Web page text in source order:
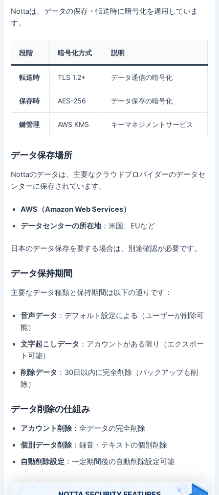
Nottaは、データの保存・転送時に暗号化を適用していま
す。
段階 暗号化方式 説明
転送時 TLS 1.2+ データ通信の暗号化
保存時 AES-256 データ保存の暗号化
鍵管理 AWS KMS キーマネジメントサービス
データ保存場所
Nottaのデータは、主要なクラウドプロバイダーのデータセ
ンターに保存されています。
AWS（Amazon Web Services）
データセンターの所在地：米国、EUなど
日本のデータ保存を要する場合は、別途確認が必要です。
データ保持期間
主要なデータ種類と保持期間は以下の通りです：
音声データ ：デフォルト設定による（ユーザーが削除可
能）
文字起こしデータ ：アカウントがある限り（エクスポー
ト可能）
削除データ ：30日以内に完全削除（バックアップも削
除）
データ削除の仕組み
アカウント削除 ：全データの完全削除
個別データ削除 ：録音・テキストの個別削除
自動削除設定 ：一定期間後の自動削除設定可能